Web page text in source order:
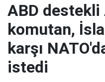
ABD destekli
komutan,
karşı
istedi